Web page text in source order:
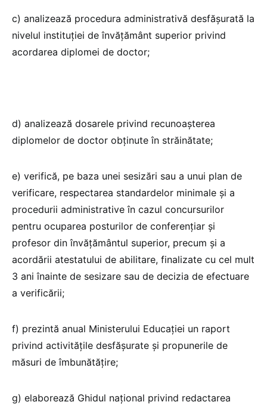
c) analizează procedura administrativă desfăşurată la
nivelul instituţiei de învăţământ superior privind
acordarea diplomei de doctor;
d) analizează dosarele privind recunoașterea
diplomelor de doctor obținute în străinătate;
e) verifică, pe baza unei sesizări sau a unui plan de
verificare, respectarea standardelor minimale şi a
procedurii administrative în cazul concursurilor
pentru ocuparea posturilor de conferenţiar şi
profesor din învăţământul superior, precum şi a
acordării atestatului de abilitare, finalizate cu cel mult
3 ani înainte de sesizare sau de decizia de efectuare
a verificării;
f) prezintă anual Ministerului Educaţiei un raport
privind activităţile desfăşurate şi propunerile de
măsuri de îmbunătăţire;
g) elaborează Ghidul național privind redactarea